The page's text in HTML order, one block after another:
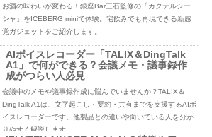
お酒の味わいが変わる！銀座Bar三石監修の「カクテルシー
シャ」をICEBERG miniで体験。宅飲みでも再現できる新感
覚ガジェットをご紹介します。
AIボイスレコーダー「TALIX＆DingTalk
A1」で何ができる？会議メモ・議事録作
成がつらい人必見
会議中のメモや議事録作成に悩んでいませんか？TALIX＆
DingTalk A1は、文字起こし・要約・共有までを支援するAIボ
イスレコーダーです。他製品との違いや向いている人を分か
りやすく解説します。